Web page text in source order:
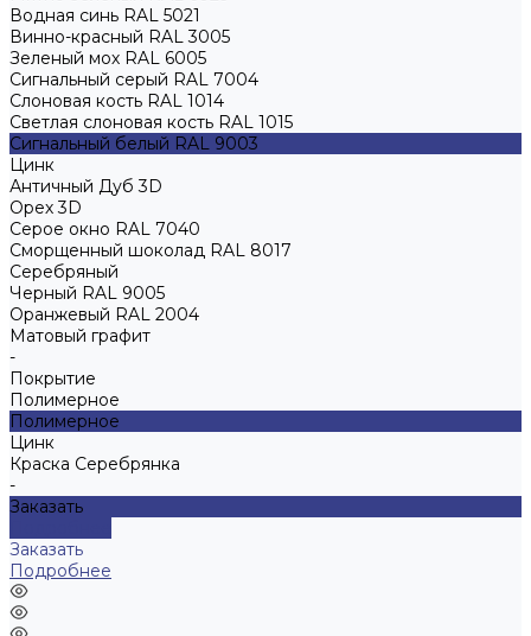
Водная синь RAL 5021
Винно-красный RAL 3005
Зеленый мох RAL 6005
Сигнальный серый RAL 7004
Слоновая кость RAL 1014
Светлая слоновая кость RAL 1015
Сигнальный белый RAL 9003
Цинк
Античный Дуб 3D
Орех 3D
Серое окно RAL 7040
Сморщенный шоколад RAL 8017
Серебряный
Черный RAL 9005
Оранжевый RAL 2004
Матовый графит
-
Покрытие
Полимерное
Полимерное
Цинк
Краска Серебрянка
-
Заказать
Заказать
Подробнее